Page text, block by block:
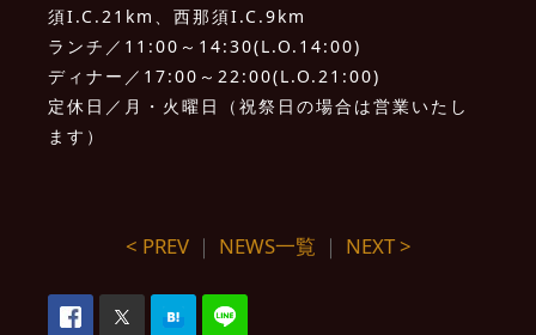
須I.C.21km、西那須I.C.9km
ランチ／11:00～14:30(L.O.14:00)
ディナー／17:00～22:00(L.O.21:00)
定休日／月・火曜日（祝祭日の場合は営業いたし
ます）
< PREV｜ NEWS一覧 ｜ NEXT >